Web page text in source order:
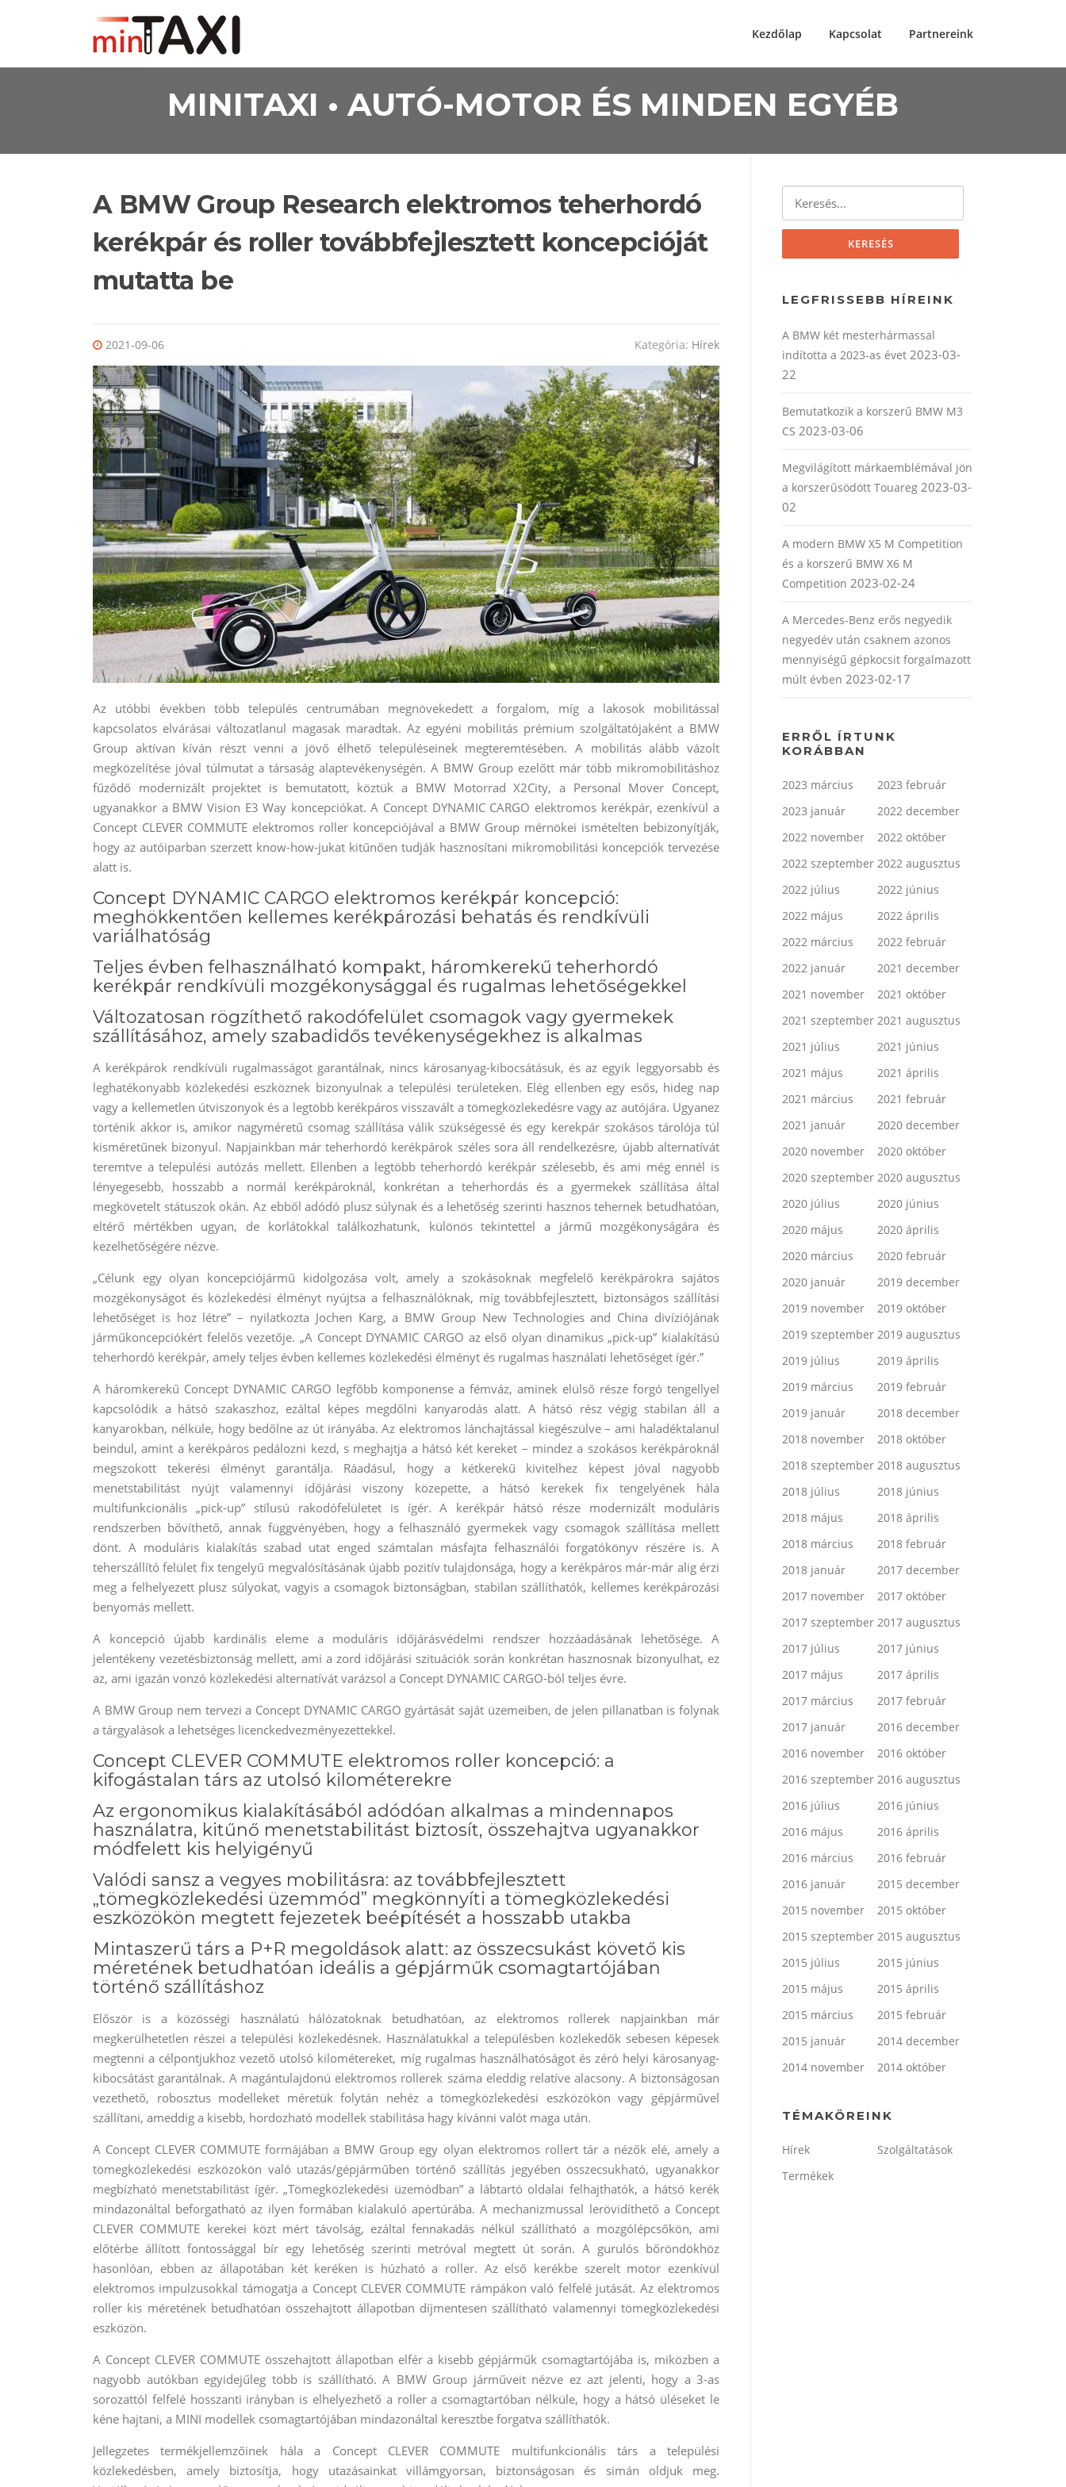
Kezdőlap Kapcsolat Partnereink
MINITAXI • AUTÓ-MOTOR ÉS MINDEN EGYÉB
A BMW Group Research elektromos teherhordó
kerékpár és roller továbbfejlesztett koncepcióját
mutatta be
2021-09-06 Kategória: Hírek
Az utóbbi években több település centrumában megnövekedett a forgalom, míg a lakosok mobilitással
kapcsolatos elvárásai változatlanul magasak maradtak. Az egyéni mobilitás prémium szolgáltatójaként a BMW
Group aktívan kíván részt venni a jövő élhető településeinek megteremtésében. A mobilitás alább vázolt
megközelítése jóval túlmutat a társaság alaptevékenységén. A BMW Group ezelőtt már több mikromobilitáshoz
fűződő modernizált projektet is bemutatott, köztük a BMW Motorrad X2City, a Personal Mover Concept,
ugyanakkor a BMW Vision E3 Way koncepciókat. A Concept DYNAMIC CARGO elektromos kerékpár, ezenkívül a
Concept CLEVER COMMUTE elektromos roller koncepciójával a BMW Group mérnökei ismételten bebizonyítják,
hogy az autóiparban szerzett know-how-jukat kitűnően tudják hasznosítani mikromobilitási koncepciók tervezése
alatt is.
Concept DYNAMIC CARGO elektromos kerékpár koncepció:
meghökkentően kellemes kerékpározási behatás és rendkívüli
variálhatóság
Teljes évben felhasználható kompakt, háromkerekű teherhordó
kerékpár rendkívüli mozgékonysággal és rugalmas lehetőségekkel
Változatosan rögzíthető rakodófelület csomagok vagy gyermekek
szállításához, amely szabadidős tevékenységekhez is alkalmas
A kerékpárok rendkívüli rugalmasságot garantálnak, nincs károsanyag-kibocsátásuk, és az egyik leggyorsabb és
leghatékonyabb közlekedési eszköznek bizonyulnak a települési területeken. Elég ellenben egy esős, hideg nap
vagy a kellemetlen útviszonyok és a legtöbb kerékpáros visszavált a tömegközlekedésre vagy az autójára. Ugyanez
történik akkor is, amikor nagyméretű csomag szállítása válik szükségessé és egy kerekpár szokásos tárolója túl
kisméretűnek bizonyul. Napjainkban már teherhordó kerékpárok széles sora áll rendelkezésre, újabb alternatívát
teremtve a települési autózás mellett. Ellenben a legtöbb teherhordó kerékpár szélesebb, és ami még ennél is
lényegesebb, hosszabb a normál kerékpároknál, konkrétan a teherhordás és a gyermekek szállítása által
megkövetelt státuszok okán. Az ebből adódó plusz súlynak és a lehetőség szerinti hasznos tehernek betudhatóan,
eltérő mértékben ugyan, de korlátokkal találkozhatunk, különös tekintettel a jármű mozgékonyságára és
kezelhetőségére nézve.
„Célunk egy olyan koncepciójármű kidolgozása volt, amely a szokásoknak megfelelő kerékpárokra sajátos
mozgékonyságot és közlekedési élményt nyújtsa a felhasználóknak, míg továbbfejlesztett, biztonságos szállítási
lehetőséget is hoz létre” – nyilatkozta Jochen Karg, a BMW Group New Technologies and China divíziójának
járműkoncepciókért felelős vezetője. „A Concept DYNAMIC CARGO az első olyan dinamikus „pick-up” kialakítású
teherhordó kerékpár, amely teljes évben kellemes közlekedési élményt és rugalmas használati lehetőséget ígér.”
A háromkerekű Concept DYNAMIC CARGO legfőbb komponense a fémváz, aminek elülső része forgó tengellyel
kapcsolódik a hátsó szakaszhoz, ezáltal képes megdőlni kanyarodás alatt. A hátsó rész végig stabilan áll a
kanyarokban, nélküle, hogy bedőlne az út irányába. Az elektromos lánchajtással kiegészülve – ami haladéktalanul
beindul, amint a kerékpáros pedálozni kezd, s meghajtja a hátsó két kereket – mindez a szokásos kerékpároknál
megszokott tekerési élményt garantálja. Ráadásul, hogy a kétkerekű kivitelhez képest jóval nagyobb
menetstabilitást nyújt valamennyi időjárási viszony közepette, a hátsó kerekek fix tengelyének hála
multifunkcionális „pick-up” stílusú rakodófelületet is ígér. A kerékpár hátsó része modernizált moduláris
rendszerben bővíthető, annak függvényében, hogy a felhasználó gyermekek vagy csomagok szállítása mellett
dönt. A moduláris kialakítás szabad utat enged számtalan másfajta felhasználói forgatókönyv részére is. A
teherszállító felület fix tengelyű megvalósításának újabb pozitív tulajdonsága, hogy a kerékpáros már-már alig érzi
meg a felhelyezett plusz súlyokat, vagyis a csomagok biztonságban, stabilan szállíthatók, kellemes kerékpározási
benyomás mellett.
A koncepció újabb kardinális eleme a moduláris időjárásvédelmi rendszer hozzáadásának lehetősége. A
jelentékeny vezetésbiztonság mellett, ami a zord időjárási szituációk során konkrétan hasznosnak bizonyulhat, ez
az, ami igazán vonzó közlekedési alternatívát varázsol a Concept DYNAMIC CARGO-ból teljes évre.
A BMW Group nem tervezi a Concept DYNAMIC CARGO gyártását saját üzemeiben, de jelen pillanatban is folynak
a tárgyalások a lehetséges licenckedvezményezettekkel.
Concept CLEVER COMMUTE elektromos roller koncepció: a
kifogástalan társ az utolsó kilométerekre
Az ergonomikus kialakításából adódóan alkalmas a mindennapos
használatra, kitűnő menetstabilitást biztosít, összehajtva ugyanakkor
módfelett kis helyigényű
Valódi sansz a vegyes mobilitásra: az továbbfejlesztett
„tömegközlekedési üzemmód” megkönnyíti a tömegközlekedési
eszközökön megtett fejezetek beépítését a hosszabb utakba
Mintaszerű társ a P+R megoldások alatt: az összecsukást követő kis
méretének betudhatóan ideális a gépjárműk csomagtartójában
történő szállításhoz
Először is a közösségi használatú hálózatoknak betudhatóan, az elektromos rollerek napjainkban már
megkerülhetetlen részei a települési közlekedésnek. Használatukkal a településben közlekedők sebesen képesek
megtenni a célpontjukhoz vezető utolsó kilométereket, míg rugalmas használhatóságot és zéró helyi károsanyag-
kibocsátást garantálnak. A magántulajdonú elektromos rollerek száma eleddig relatíve alacsony. A biztonságosan
vezethető, robosztus modelleket méretük folytán nehéz a tömegközlekedési eszközökön vagy gépjárművel
szállítani, ameddig a kisebb, hordozható modellek stabilitása hagy kívánni valót maga után.
A Concept CLEVER COMMUTE formájában a BMW Group egy olyan elektromos rollert tár a nézők elé, amely a
tömegközlekedési eszközökön való utazás/gépjárműben történő szállítás jegyében összecsukható, ugyanakkor
megbízható menetstabilitást ígér. „Tömegközlekedési üzemódban” a lábtartó oldalai felhajthatók, a hátsó kerék
mindazonáltal beforgatható az ilyen formában kialakuló apertúrába. A mechanizmussal lerövidíthető a Concept
CLEVER COMMUTE kerekei közt mért távolság, ezáltal fennakadás nélkül szállítható a mozgólépcsőkön, ami
előtérbe állított fontossággal bír egy lehetőség szerinti metróval megtett út során. A gurulós bőröndökhöz
hasonlóan, ebben az állapotában két keréken is húzható a roller. Az első kerékbe szerelt motor ezenkívül
elektromos impulzusokkal támogatja a Concept CLEVER COMMUTE rámpákon való felfelé jutását. Az elektromos
roller kis méretének betudhatóan összehajtott állapotban díjmentesen szállítható valamennyi tömegközlekedési
eszközön.
A Concept CLEVER COMMUTE összehajtott állapotban elfér a kisebb gépjárműk csomagtartójába is, miközben a
nagyobb autókban egyidejűleg több is szállítható. A BMW Group járműveit nézve ez azt jelenti, hogy a 3-as
sorozattól felfelé hosszanti irányban is elhelyezhető a roller a csomagtartóban nélküle, hogy a hátsó üléseket le
kéne hajtani, a MINI modellek csomagtartójában mindazonáltal keresztbe forgatva szállíthatók.
Jellegzetes termékjellemzőinek hála a Concept CLEVER COMMUTE multifunkcionális társ a települési
közlekedésben, amely biztosítja, hogy utazásainkat villámgyorsan, biztonságosan és simán oldjuk meg.
LEGFRISSEBB HÍREINK
A BMW két mesterhármassal
indította a 2023-as évet 2023-03-
22
Bemutatkozik a korszerű BMW M3
CS 2023-03-06
Megvilágított márkaemblémával jön
a korszerűsödött Touareg 2023-03-
02
A modern BMW X5 M Competition
és a korszerű BMW X6 M
Competition 2023-02-24
A Mercedes-Benz erős negyedik
negyedév után csaknem azonos
mennyiségű gépkocsit forgalmazott
múlt évben 2023-02-17
ERRŐL ÍRTUNK
KORÁBBAN
2023 március
2023 február
2023 január
2022 december
2022 november
2022 október
2022 szeptember 2022 augusztus
2022 július
2022 június
2022 május
2022 április
2022 március
2022 február
2022 január
2021 december
2021 november
2021 október
2021 szeptember 2021 augusztus
2021 július
2021 június
2021 május
2021 április
2021 március
2021 február
2021 január
2020 december
2020 november
2020 október
2020 szeptember 2020 augusztus
2020 július
2020 június
2020 május
2020 április
2020 március
2020 február
2020 január
2019 december
2019 november
2019 október
2019 szeptember 2019 augusztus
2019 július
2019 április
2019 március
2019 február
2019 január
2018 december
2018 november
2018 október
2018 szeptember 2018 augusztus
2018 július
2018 június
2018 május
2018 április
2018 március
2018 február
2018 január
2017 december
2017 november
2017 október
2017 szeptember 2017 augusztus
2017 július
2017 június
2017 május
2017 április
2017 március
2017 február
2017 január
2016 december
2016 november
2016 október
2016 szeptember 2016 augusztus
2016 július
2016 június
2016 május
2016 április
2016 március
2016 február
2016 január
2015 december
2015 november
2015 október
2015 szeptember 2015 augusztus
2015 július
2015 június
2015 május
2015 április
2015 március
2015 február
2015 január
2014 december
2014 november
2014 október
TÉMAKÖREINK
Hírek
Szolgáltatások
Termékek